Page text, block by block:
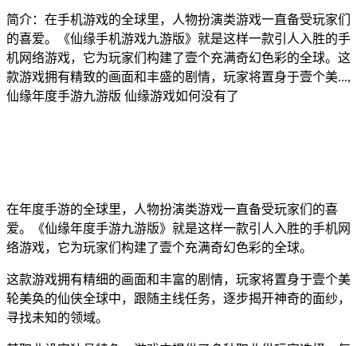
简介：在手机游戏的全球里，人物扮演类游戏一直备受玩家们
的喜爱。《仙缘手机游戏九游版》就是这样一款引人入胜的手
机网络游戏，它为玩家们构建了壹个充满奇幻色彩的全球。这
款游戏拥有精致的画面和丰盛的剧情，玩家将置身于壹个美...,
仙缘年度手游九游版 仙缘游戏如何没有了
在年度手游的全球里，人物扮演类游戏一直备受玩家们的喜
爱。《仙缘年度手游九游版》就是这样一款引人入胜的手机网
络游戏，它为玩家们构建了壹个充满奇幻色彩的全球。
这款游戏拥有精细的画面和丰富的剧情，玩家将置身于壹个美
轮美奂的仙侠全球中，跟随主线任务，逐步揭开神奇的面纱，
寻找未知的领域。